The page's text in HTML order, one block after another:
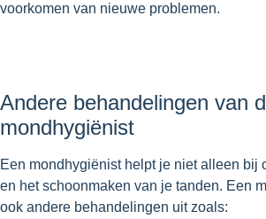
voorkomen van nieuwe problemen.
Andere behandelingen van
mondhygiënist
Een mondhygiënist helpt je niet alleen bij
en het schoonmaken van je tanden. Een
ook andere behandelingen uit zoals: